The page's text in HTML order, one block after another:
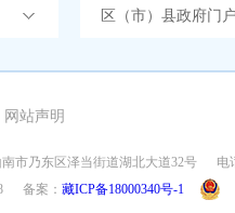
区（市）县政府门
网站声明
市乃东区泽当街道湖北大道32号
电
备案： 藏ICP备18000340号-1